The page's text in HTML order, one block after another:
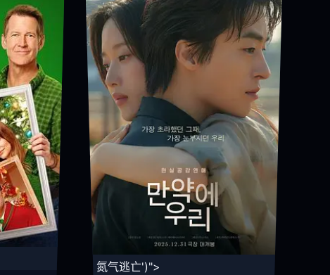
⚡ 氮气逃亡')">